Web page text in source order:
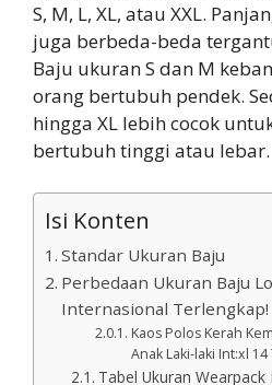
S, M, L, XL, atau XXL.
juga berbeda-beda
Baju ukuran S dan M
orang bertubuh pendek.
hingga XL lebih cocok
bertubuh tinggi atau lebar.
Isi Konten
Standar Ukuran Baju
Perbedaan Ukuran Baju
Internasional Terlengkap!
Kaos Polos Kerah
Anak Laki-laki Int:xl
Tabel Ukuran